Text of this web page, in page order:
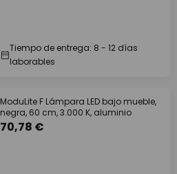
Tiempo de entrega: 8 - 12 días
laborables
ModuLite F Lámpara LED bajo mueble,
negra, 60 cm, 3.000 K, aluminio
70,78 €